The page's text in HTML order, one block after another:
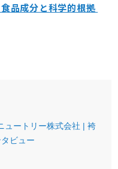
成分と科学的根拠
ュートリー株式会社 | 袴
ビュー